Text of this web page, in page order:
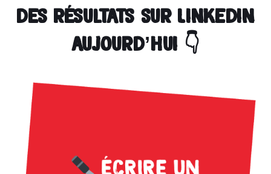
des résultats sur Linkedin
aujourd’hui 👇